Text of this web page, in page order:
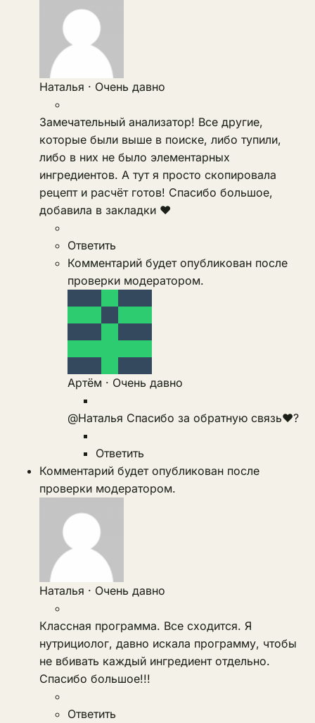
Наталья · Очень давно
Замечательный анализатор! Все другие,
которые были выше в поиске, либо тупили,
либо в них не было элементарных
ингредиентов. А тут я просто скопировала
рецепт и расчёт готов! Спасибо большое,
добавила в закладки ❤
Ответить
Комментарий будет опубликован после
проверки модератором.
Артём · Очень давно
@Наталья Спасибо за обратную связь❤️?
Ответить
Комментарий будет опубликован после
проверки модератором.
Наталья · Очень давно
Классная программа. Все сходится. Я
нутрициолог, давно искала программу, чтобы
не вбивать каждый ингредиент отдельно.
Спасибо большое!!!
Ответить